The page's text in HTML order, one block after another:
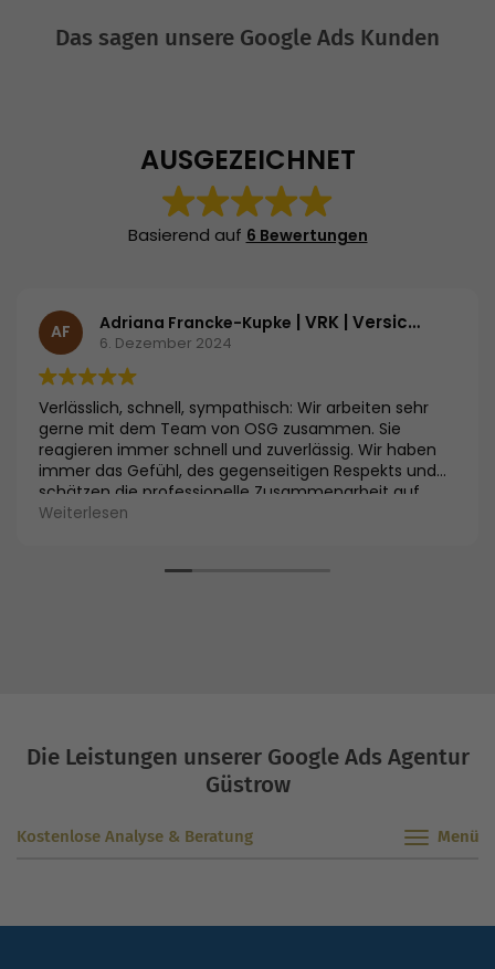
Das sagen unsere Google Ads Kunden
AUSGEZEICHNET
Basierend auf 6 Bewertungen
AF Adriana Francke-Kupke | VRK | Versicherer im Raum der Kirchen
6. Dezember 2024
Verlässlich, schnell, sympathisch: Wir arbeiten sehr
gerne mit dem Team von OSG zusammen. Sie
reagieren immer schnell und zuverlässig. Wir haben
immer das Gefühl, des gegenseitigen Respekts und
schätzen die professionelle Zusammenarbeit auf
Augenhöhe.
Weiterlesen
Die Leistungen unserer Google Ads Agentur
Güstrow
Kostenlose Analyse & Beratung